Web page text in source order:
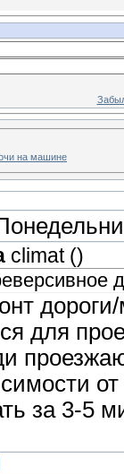
на машине
climat()
дороги/
для
за 3-5